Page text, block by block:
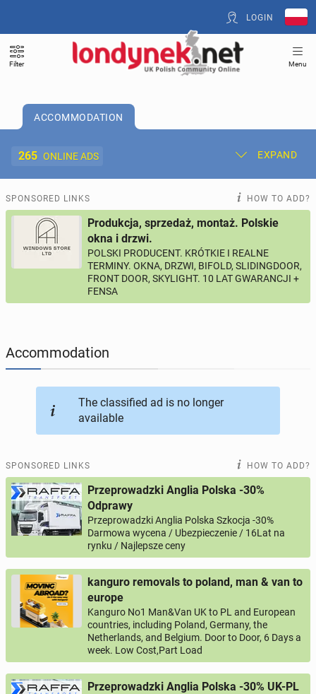
LOGIN
Filter Menu
ACCOMMODATION
265 ONLINE ADS EXPAND
Post New Ad My Ads
Offer and Adverts Price
ACCOMMODATION 265online ads
JOBSEEKERS
AUTOMOTIVE
BUY & SELL 45online ads
PERSONALS
SPONSORED LINKS HOW TO ADD?
Produkcja, sprzedaż, montaż. Polskie
okna i drzwi.
POLSKI PRODUCENT. KRÓTKIE I REALNE
TERMINY. OKNA, DRZWI, BIFOLD, SLIDINGDOOR,
FRONT DOOR, SKYLIGHT. 10 LAT GWARANCJI +
FENSA
Accommodation
The classified ad is no longer
available
SPONSORED LINKS HOW TO ADD?
Przeprowadzki Anglia Polska -30%
Odprawy
Przeprowadzki Anglia Polska Szkocja -30%
Darmowa wycena / Ubezpieczenie / 16Lat na
rynku / Najlepsze ceny
kanguro removals to poland, man & van to
europe
Kanguro No1 Man&Van UK to PL and European
countries, including Poland, Germany, the
Netherlands, and Belgium. Door to Door, 6 Days a
week. Low Cost,Part Load
Przeprowadzki Anglia Polska -30% UK-PL